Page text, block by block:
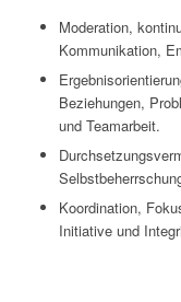
Moderation,
Kommunikation,
Beziehungen,
und Teamarbeit.
Koordination,
Initiative und